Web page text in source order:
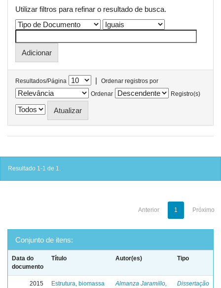
Utilizar filtros para refinar o resultado de busca.
Resultados/Página |
Ordenar registros por
Ordenar
Registro(s)
Resultado 1-1 de 1.
Anterior 1 Próximo
Conjunto de itens:
Data do
documento
Título Autor(es) Tipo
2015
Estrutura, biomassa
Almanza Jaramillo,
Dissertação